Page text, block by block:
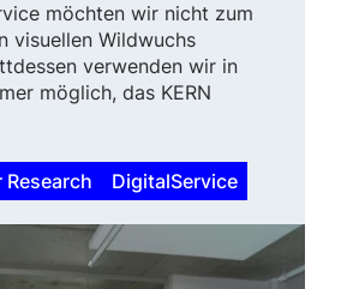
möchten wir nicht zum
visuellen Wildwuchs
verwenden wir in
möglich, das KERN
Research DigitalService